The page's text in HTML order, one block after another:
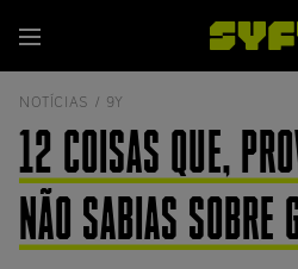
para
o
conteúdo
Menu
NOTÍCIAS / 9Y
12 COISAS QUE,
NÃO SABIAS SOBRE